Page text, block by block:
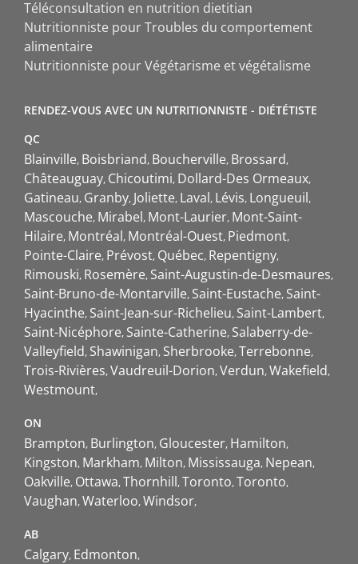
Téléconsultation en nutrition dietitian
Nutritionniste pour Troubles du comportement
alimentaire
Nutritionniste pour Végétarisme et végétalisme
RENDEZ-VOUS AVEC UN NUTRITIONNISTE - DIÉTÉTISTE
QC
Blainville Boisbriand Boucherville Brossard
Châteauguay Chicoutimi Dollard-Des Ormeaux
Gatineau Granby Joliette Laval Lévis Longueuil
Mascouche Mirabel Mont-Laurier Mont-Saint-
Hilaire Montréal Montréal-Ouest Piedmont
Pointe-Claire Prévost Québec Repentigny
Rimouski Rosemère Saint-Augustin-de-Desmaures
Saint-Bruno-de-Montarville Saint-Eustache Saint-
Hyacinthe Saint-Jean-sur-Richelieu Saint-Lambert
Saint-Nicéphore Sainte-Catherine Salaberry-de-
Valleyfield Shawinigan Sherbrooke Terrebonne
Trois-Rivières Vaudreuil-Dorion Verdun Wakefield
Westmount
ON
Brampton Burlington Gloucester Hamilton
Kingston Markham Milton Mississauga Nepean
Oakville Ottawa Thornhill Toronto Toronto
Vaughan Waterloo Windsor
AB
Calgary Edmonton